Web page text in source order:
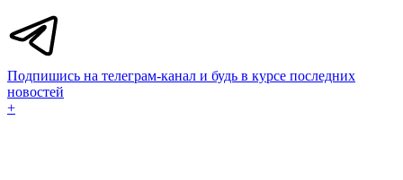
Подпишись на телеграм-канал и будь в курсе последних
новостей
+